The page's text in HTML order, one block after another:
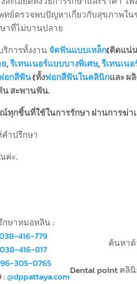
ย์ตรวจพบปัญหาเกี่ยวกับสุขภาพใน
าที่ไม่บานปลาย
ริการทั้งงานจัดฟันแบบเหล็ก(ติดแน่
,รีเทนเนอร์แบบบางพิเศษ,รีเทนเน
อกสีฟัน(ทั้งฟอกสีฟันในคลินิกและ ผ
สะพานฟัน.
ทุกชิ้นที่ใช้ในการรักษา ผ่านการฆ่า
ำปรึกษา
ค่ะ.
กษาหมอหลิน :
416-779
038-416-817
305-0765
:@dppattaya.com
ค้นหา
Dental point คลิ